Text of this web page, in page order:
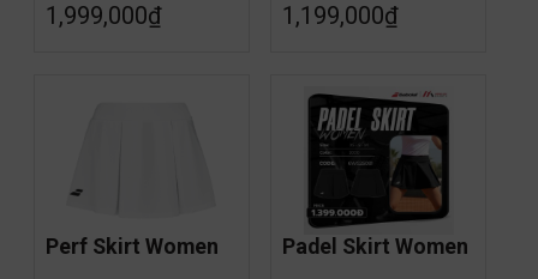
1,999,000₫ 1,199,000₫
Perf Skirt Women Padel Skirt Women